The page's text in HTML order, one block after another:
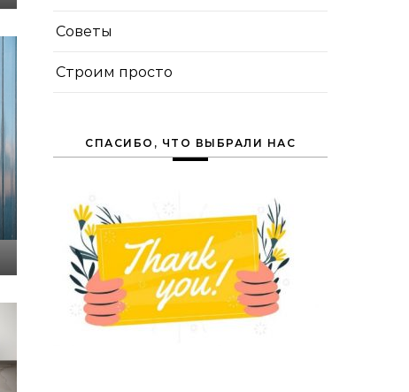
Советы
Строим просто
СПАСИБО, ЧТО ВЫБРАЛИ НАС